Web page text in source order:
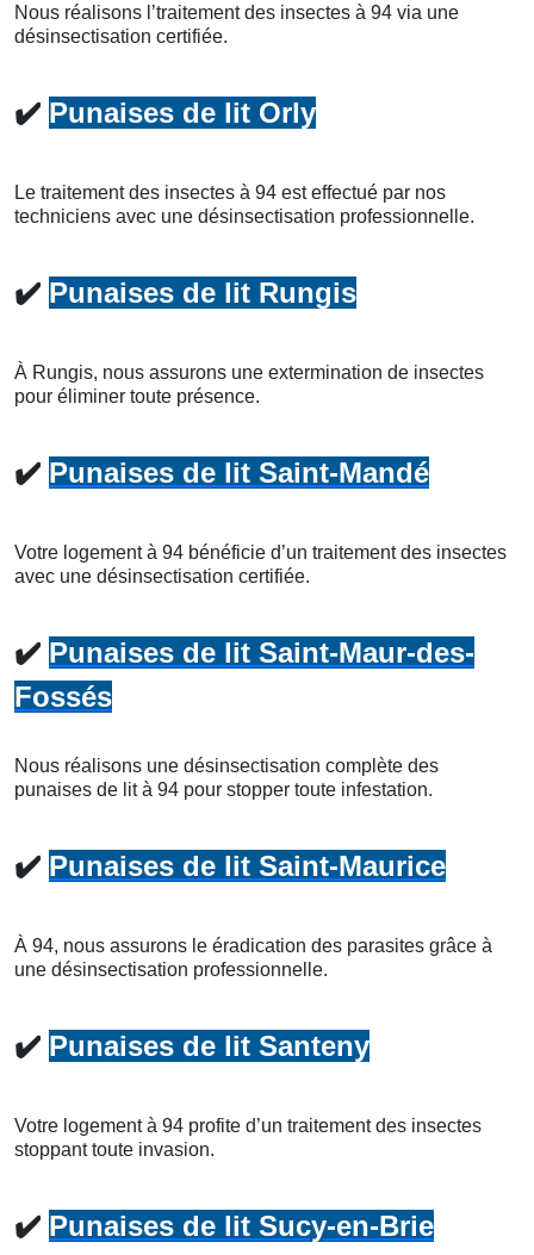
Nous réalisons l’traitement des insectes à 94 via une
désinsectisation certifiée.
✔️ Punaises de lit Orly
Le traitement des insectes à 94 est effectué par nos
techniciens avec une désinsectisation professionnelle.
✔️ Punaises de lit Rungis
À Rungis, nous assurons une extermination de insectes
pour éliminer toute présence.
✔️ Punaises de lit Saint-Mandé
Votre logement à 94 bénéficie d’un traitement des insectes
avec une désinsectisation certifiée.
✔️ Punaises de lit Saint-Maur-des-
Fossés
Nous réalisons une désinsectisation complète des
punaises de lit à 94 pour stopper toute infestation.
✔️ Punaises de lit Saint-Maurice
À 94, nous assurons le éradication des parasites grâce à
une désinsectisation professionnelle.
✔️ Punaises de lit Santeny
Votre logement à 94 profite d’un traitement des insectes
stoppant toute invasion.
✔️ Punaises de lit Sucy-en-Brie